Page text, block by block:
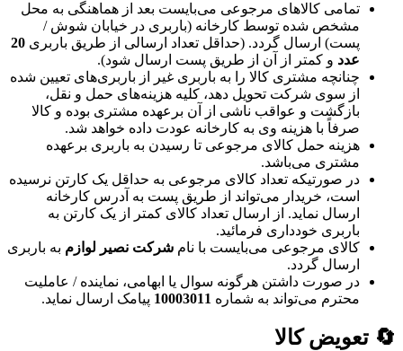
تمامی کالاهای مرجوعی می‌بایست بعد از هماهنگی به محل
مشخص شده توسط کارخانه (باربری در خیابان شوش /
پست) ارسال گردد. (حداقل تعداد ارسالی از طریق باربری 20
عدد و کمتر از آن از طریق پست ارسال شود).
چنانچه مشتری کالا را به باربری غیر از باربری‌های تعیین شده
از سوی شرکت تحویل دهد، کلیه هزینه‌های حمل و نقل،
بازگشت و عواقب ناشی از آن برعهده مشتری بوده و کالا
صرفاً با هزینه وی به کارخانه عودت داده خواهد شد.
هزینه حمل کالای مرجوعی تا رسیدن به باربری برعهده
مشتری می‌باشد.
در صورتیکه تعداد کالای مرجوعی به حداقل یک کارتن نرسیده
است، خریدار می‌تواند از طریق پست به آدرس کارخانه
ارسال نماید. از ارسال تعداد کالای کمتر از یک کارتن به
باربری خودداری فرمائید.
کالای مرجوعی می‌بایست با نام شرکت نصیر لوازم به باربری
ارسال گردد.
در صورت داشتن هرگونه سوال یا ابهامی، نماینده / عاملیت
محترم می‌تواند به شماره 10003011 پیامک ارسال نماید.
🔄 تعویض کالا